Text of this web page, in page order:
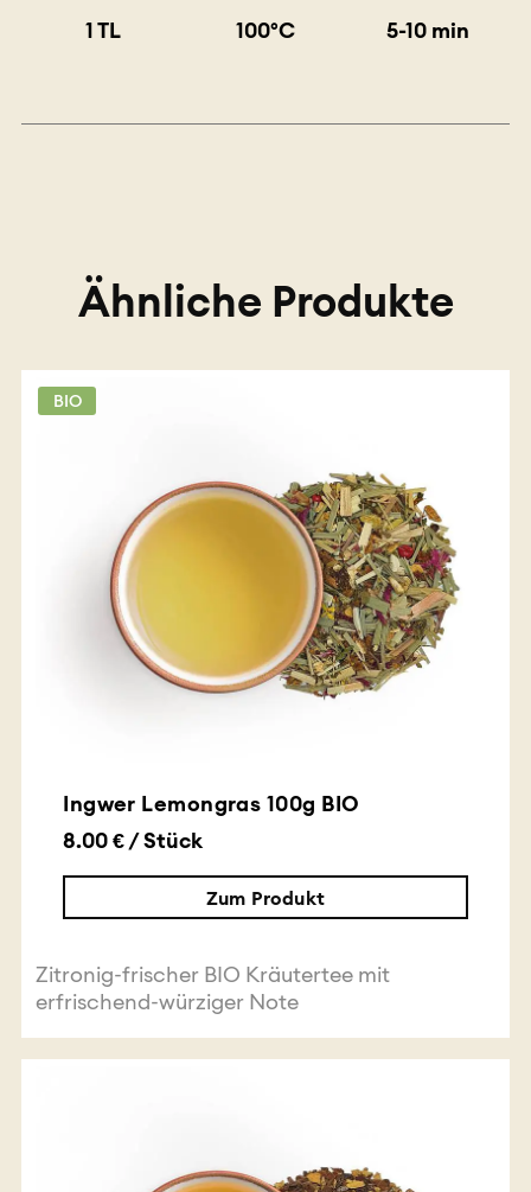
1 TL 100°C 5-10 min
Ähnliche Produkte
BIO
Ingwer Lemongras 100g BIO
8.00 € / Stück
Zum Produkt
Zitronig-frischer BIO Kräutertee mit
erfrischend-würziger Note